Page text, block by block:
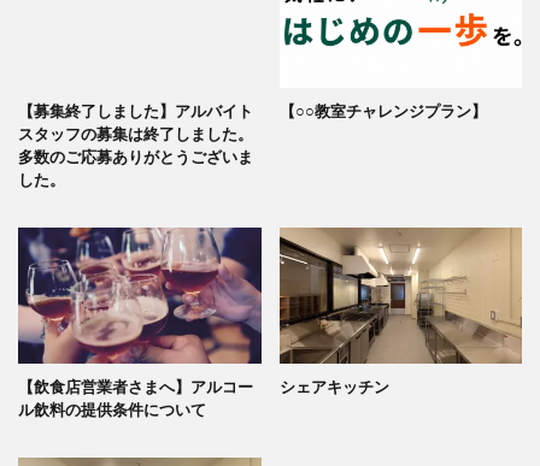
【募集終了しました】アルバイト
スタッフの募集は終了しました。
多数のご応募ありがとうございま
した。
【○○教室チャレンジプラン】
【飲食店営業者さまへ】アルコー
ル飲料の提供条件について
シェアキッチン